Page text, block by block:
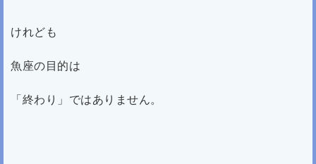
けれども
魚座の目的は
「終わり」ではありません。